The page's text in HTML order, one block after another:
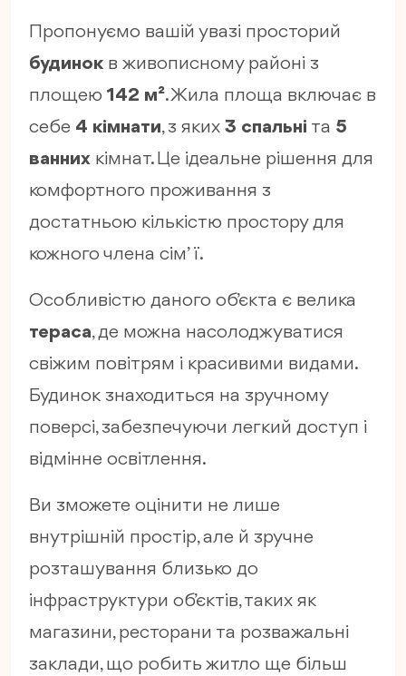
Пропонуємо вашій увазі просторий
будинок в живописному районі з
площею 142 м². Жила площа включає в
себе 4 кімнати, з яких 3 спальні та 5
ванних кімнат. Це ідеальне рішення для
комфортного проживання з
достатньою кількістю простору для
кожного члена сім’ї.
Особливістю даного об’єкта є велика
тераса, де можна насолоджуватися
свіжим повітрям і красивими видами.
Будинок знаходиться на зручному
поверсі, забезпечуючи легкий доступ і
відмінне освітлення.
Ви зможете оцінити не лише
внутрішній простір, але й зручне
розташування близько до
інфраструктури об’єктів, таких як
магазини, ресторани та розважальні
заклади, що робить житло ще більш